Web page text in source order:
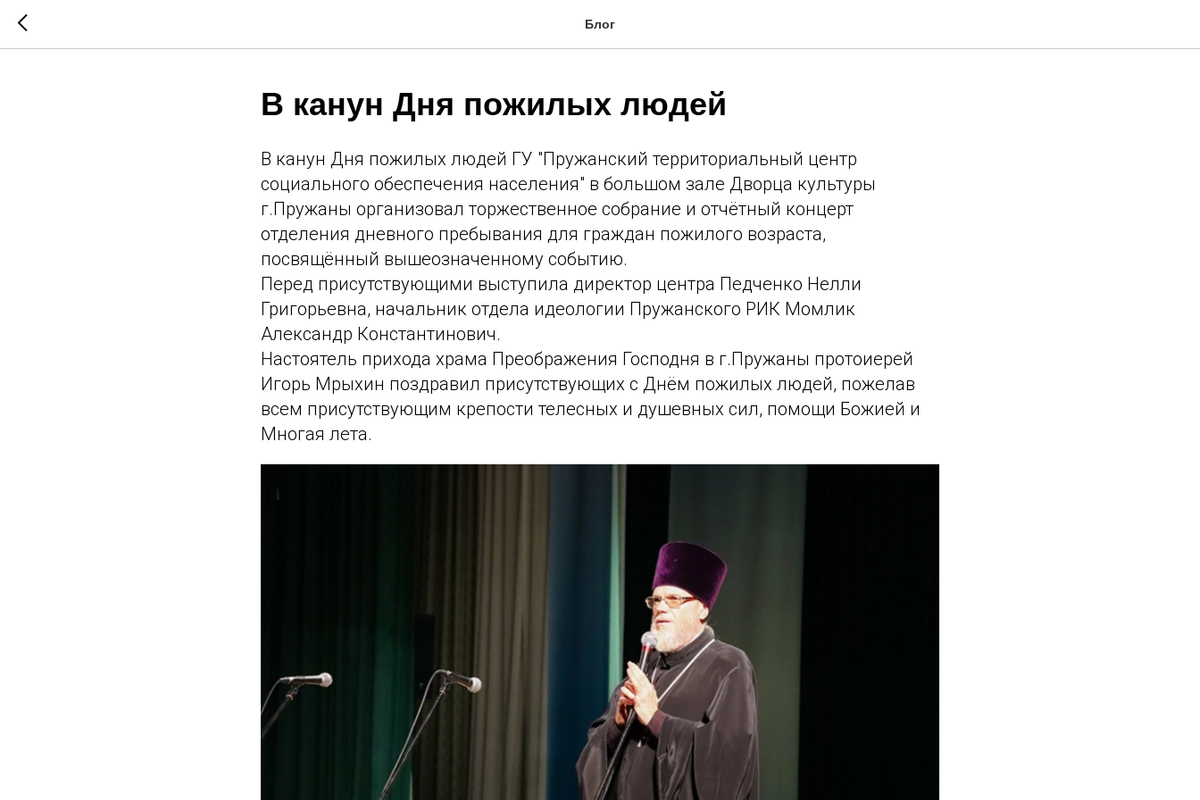
Блог
В канун Дня пожилых людей
В канун Дня пожилых людей ГУ "Пружанский территориальный центр
социального обеспечения населения" в большом зале Дворца культуры
г.Пружаны организовал торжественное собрание и отчётный концерт
отделения дневного пребывания для граждан пожилого возраста,
посвящённый вышеозначенному событию.
Перед присутствующими выступила директор центра Педченко Нелли
Григорьевна, начальник отдела идеологии Пружанского РИК Момлик
Александр Константинович.
Настоятель прихода храма Преображения Господня в г.Пружаны протоиерей
Игорь Мрыхин поздравил присутствующих с Днём пожилых людей, пожелав
всем присутствующим крепости телесных и душевных сил, помощи Божией и
Многая лета.